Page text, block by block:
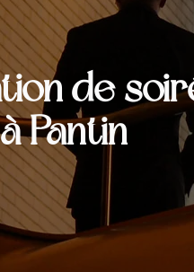
de
Pantin